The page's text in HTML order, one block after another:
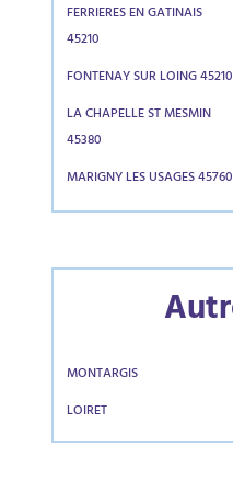
FERRIERES EN GATINAIS
45210
FONTENAY SUR LOING 45210
LA CHAPELLE ST MESMIN
45380
MARIGNY LES USAGES 45760
MONTARGIS
LOIRET